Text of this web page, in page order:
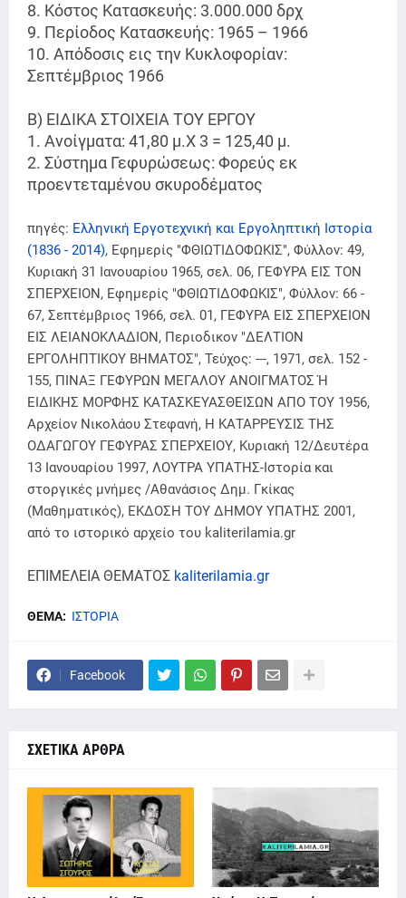
8. Κόστος Κατασκευής: 3.000.000 δρχ
9. Περίοδος Κατασκευής: 1965 – 1966
10. Απόδοσις εις την Κυκλοφορίαν:
Σεπτέμβριος 1966
Β) ΕΙΔΙΚΑ ΣΤΟΙΧΕΙΑ ΤΟΥ ΕΡΓΟΥ
1. Ανοίγματα: 41,80 μ.X 3 = 125,40 μ.
2. Σύστημα Γεφυρώσεως: Φορεύς εκ
προεντεταμένου σκυροδέματος
πηγές: Ελληνική Εργοτεχνική και Εργοληπτική Ιστορία
(1836 - 2014), Εφημερίς "ΦΘΙΩΤΙΔΟΦΩΚΙΣ", Φύλλον: 49,
Κυριακή 31 Ιανουαρίου 1965, σελ. 06, ΓΕΦΥΡΑ ΕΙΣ ΤΟΝ
ΣΠΕΡΧΕΙΟΝ, Εφημερίς "ΦΘΙΩΤΙΔΟΦΩΚΙΣ", Φύλλον: 66 -
67, Σεπτέμβριος 1966, σελ. 01, ΓΕΦΥΡΑ ΕΙΣ ΣΠΕΡΧΕΙΟΝ
ΕΙΣ ΛΕΙΑΝΟΚΛΑΔΙΟΝ, Περιοδικον "ΔΕΛΤΙΟΝ
ΕΡΓΟΛΗΠΤΙΚΟΥ ΒΗΜΑΤΟΣ", Τεύχος: ---, 1971, σελ. 152 -
155, ΠΙΝΑΞ ΓΕΦΥΡΩΝ ΜΕΓΑΛΟΥ ΑΝΟΙΓΜΑΤΟΣ Ή
ΕΙΔΙΚΗΣ ΜΟΡΦΗΣ ΚΑΤΑΣΚΕΥΑΣΘΕΙΣΩΝ ΑΠΟ ΤΟΥ 1956,
Αρχείον Νικολάου Στεφανή, Η ΚΑΤΑΡΡΕΥΣΙΣ ΤΗΣ
ΟΔΑΓΩΓΟΥ ΓΕΦΥΡΑΣ ΣΠΕΡΧΕΙΟΥ, Κυριακή 12/Δευτέρα
13 Ιανουαρίου 1997, ΛΟΥΤΡΑ ΥΠΑΤΗΣ-Ιστορία και
στοργικές μνήμες /Αθανάσιος Δημ. Γκίκας
(Μαθηματικός), ΕΚΔΟΣΗ ΤΟΥ ΔΗΜΟΥ ΥΠΑΤΗΣ 2001,
από το ιστορικό αρχείο του kaliterilamia.gr
ΕΠΙΜΕΛΕΙΑ ΘΕΜΑΤΟΣ kaliterilamia.gr
ΘΕΜΑ: ΙΣΤΟΡΙΑ
Facebook
ΣΧΕΤΙΚΑ ΑΡΘΡΑ